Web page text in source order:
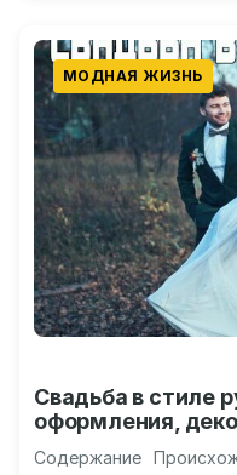
МОДНАЯ ЖИЗНЬ
Свадьба в стиле
оформления,
Содержание